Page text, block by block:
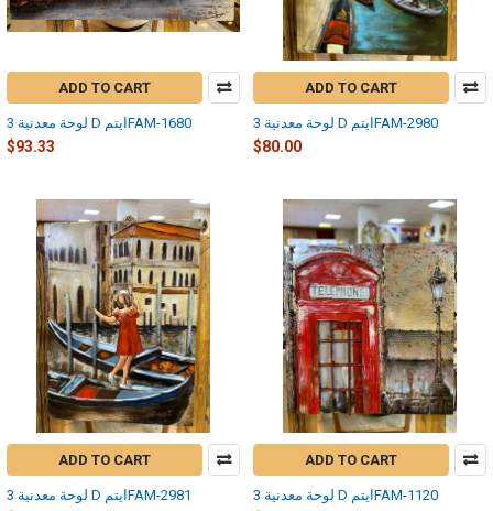
ADD TO CART
لوحة معدنية 3 D ايتمFAM-1680
$93.33
ADD TO CART
لوحة معدنية 3 D ايتمFAM-2980
$80.00
ADD TO CART
لوحة معدنية 3 D ايتمFAM-2981
ADD TO CART
لوحة معدنية 3 D ايتمFAM-1120